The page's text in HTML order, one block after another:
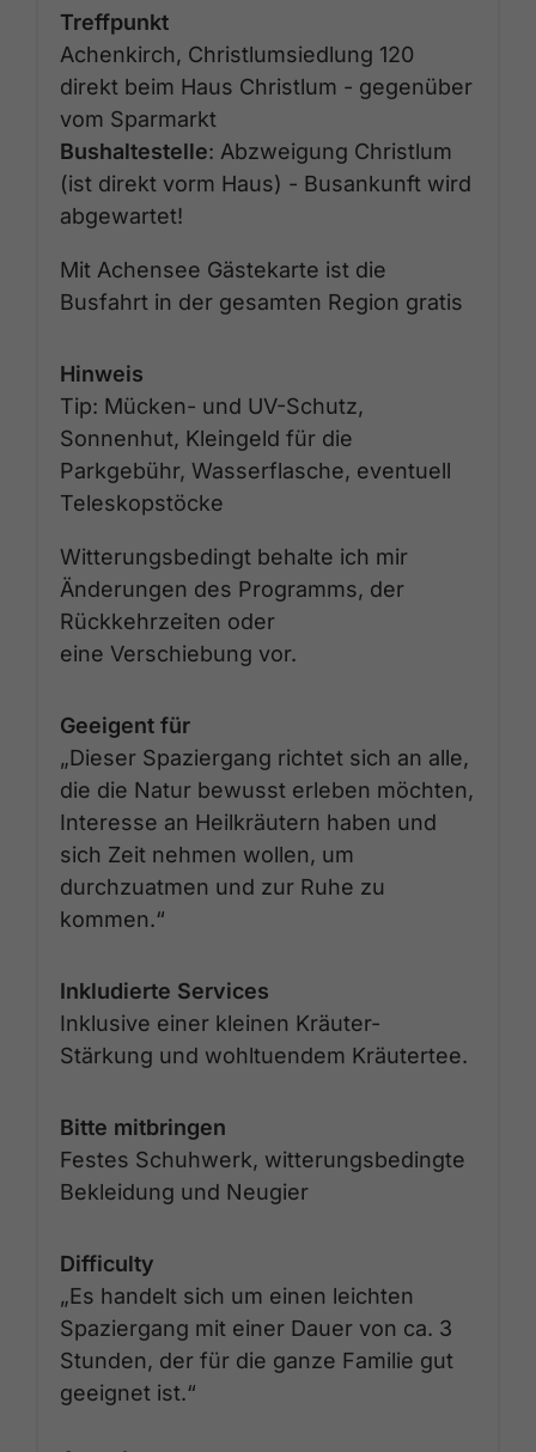
Treffpunkt
Achenkirch, Christlumsiedlung 120
direkt beim Haus Christlum - gegenüber
vom Sparmarkt
Bushaltestelle: Abzweigung Christlum
(ist direkt vorm Haus) - Busankunft wird
abgewartet!
Mit Achensee Gästekarte ist die
Busfahrt in der gesamten Region gratis
Hinweis
Tip: Mücken- und UV-Schutz,
Sonnenhut, Kleingeld für die
Parkgebühr, Wasserflasche, eventuell
Teleskopstöcke
Witterungsbedingt behalte ich mir
Änderungen des Programms, der
Rückkehrzeiten oder
eine Verschiebung vor.
Geeigent für
„Dieser Spaziergang richtet sich an alle,
die die Natur bewusst erleben möchten,
Interesse an Heilkräutern haben und
sich Zeit nehmen wollen, um
durchzuatmen und zur Ruhe zu
kommen.“
Inkludierte Services
Inklusive einer kleinen Kräuter-
Stärkung und wohltuendem Kräutertee.
Bitte mitbringen
Festes Schuhwerk, witterungsbedingte
Bekleidung und Neugier
Difficulty
„Es handelt sich um einen leichten
Spaziergang mit einer Dauer von ca. 3
Stunden, der für die ganze Familie gut
geeignet ist.“